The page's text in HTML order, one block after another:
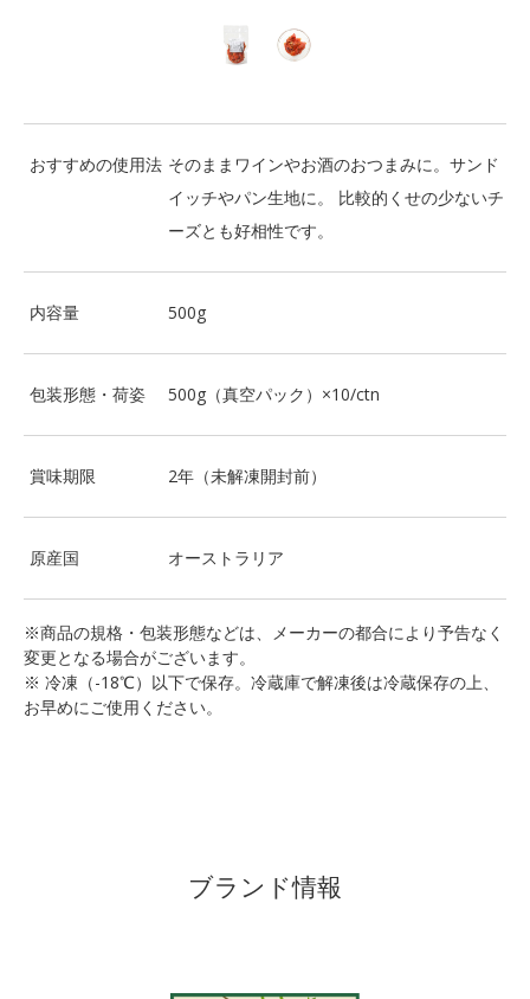
おすすめの使用法 そのままワインやお酒のおつまみに。サンド
イッチやパン生地に。 比較的くせの少ないチ
ーズとも好相性です。
内容量 500g
包装形態・荷姿 500g（真空パック）×10/ctn
賞味期限 2年（未解凍開封前）
原産国 オーストラリア
※商品の規格・包装形態などは、メーカーの都合により予告なく
変更となる場合がございます。
※ 冷凍（-18℃）以下で保存。冷蔵庫で解凍後は冷蔵保存の上、
お早めにご使用ください。
ブランド情報